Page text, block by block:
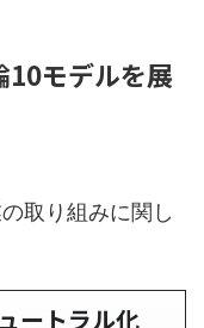
10モデルを展
取り組みに関し
ートラル化